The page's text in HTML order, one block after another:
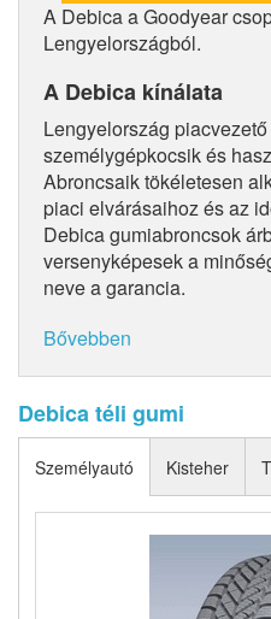
A Debica a Goodyear
Lengyelországból.
A Debica kínálata
Lengyelország
személygépkocsik és
Abroncsaik tökéletesen
piaci elvárásaihoz és az
Debica gumiabroncsok
versenyképesek a
neve a garancia.
Bővebben
Debica téli gumi
Személyautó Kisteher